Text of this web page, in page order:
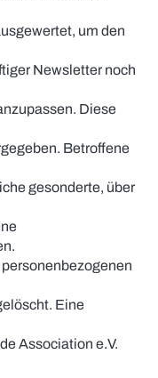
um den
Newsletter noch
Diese
Betroffene
gesonderte, über
Eine
Association e.V.